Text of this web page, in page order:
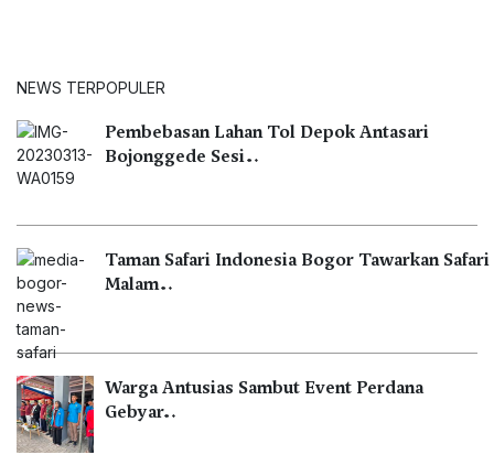
NEWS TERPOPULER
Pembebasan Lahan Tol Depok Antasari
Bojonggede Sesi…
Taman Safari Indonesia Bogor Tawarkan Safari
Malam…
Warga Antusias Sambut Event Perdana
Gebyar…